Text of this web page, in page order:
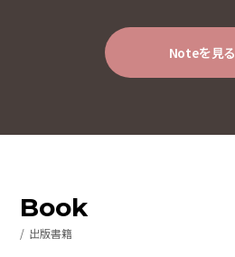
Noteを見る
Book
出版書籍